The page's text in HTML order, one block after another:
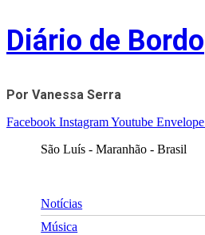
Skip
to
content
Diário de Bordo
Por Vanessa Serra
Facebook InstagramYoutube Envelope
São Luís - Maranhão - Brasil
Notícias
Música